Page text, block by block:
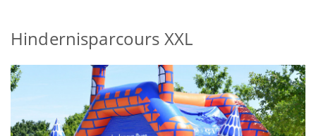
Hindernisparcours XXL